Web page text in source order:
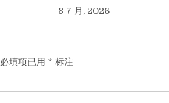
8 7 月, 2026
必填项已用 * 标注